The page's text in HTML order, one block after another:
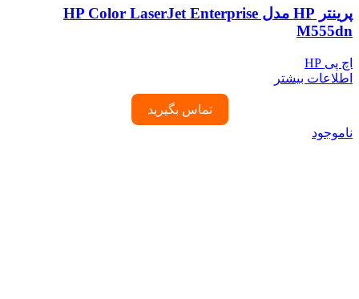
پرینتر HP مدل HP Color LaserJet Enterprise
M555dn
اچ پی HP
اطلاعات بیشتر
تماس بگیرید
ناموجود